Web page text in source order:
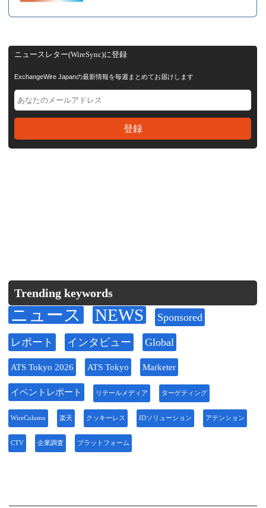
ニュースレター(WireSync)に登録
ExchangeWire Japanの最新情報を毎週まとめてお届けします
Trending keywords
ニュース NEWS Sponsored
レポート インタビュー Global
ATS Tokyo 2026 ATS Tokyo Marketer
イベントレポート リテールメディア ターゲティング
WireColumn 楽天 クッキーレス IDソリューション アテンション
CTV 企業調査 プラットフォーム